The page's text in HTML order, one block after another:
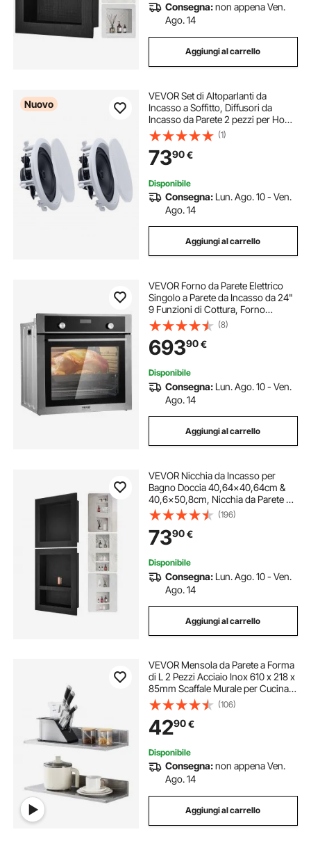
Consegna:non appena Ven.
Ago. 14
Aggiungi al carrello
Nuovo
VEVOR Set di Altoparlanti da
Incasso a Soffitto, Diffusori da
Incasso da Parete 2 pezzi per Home
Theater Hi-Fi Potenza di Picco
Singola 150 W, Montaggio da
Parete a 2 Vie, Ambienti Interni
(1)
7390€
Disponibile
Consegna: Lun. Ago. 10 - Ven.
Ago. 14
Aggiungi al carrello
VEVOR Forno da Parete Elettrico
Singolo a Parete da Incasso da 24"
9 Funzioni di Cottura, Forno
Elettrico a Parete Riscaldamento
max. 200°C, Forno Elettrico 3550
W Griglia e Teglia da Forno, Cucina
(8)
69390€
Disponibile
Consegna: Lun. Ago. 10 - Ven.
Ago. 14
Aggiungi al carrello
VEVOR Nicchia da Incasso per
Bagno Doccia 40,64x40,64cm &
40,6x50,8cm, Nicchia da Parete 3
Spazio in Plastica XPS
Impermeabile, Nicchia da Incasso a
Parete per Sapone da Bagno con
Mensola Colore Nero
(196)
7390€
Disponibile
Consegna: Lun. Ago. 10 - Ven.
Ago. 14
Aggiungi al carrello
VEVOR Mensola da Parete a Forma
di L 2 Pezzi Acciaio Inox 610 x 218 x
85mm Scaffale Murale per Cucina
Capacità Carico Max. 20kg,
Mensola da Parete Portaoggetti
Portaspezie in Acciaio Inox per
Cucina
(106)
4290€
Disponibile
Consegna:non appena Ven.
Ago. 14
Aggiungi al carrello